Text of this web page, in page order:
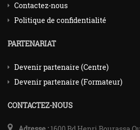
Contactez-nous
Politique de confidentialité
PARTENARIAT
Devenir partenaire (Centre)
Devenir partenaire (Formateur)
CONTACTEZ-NOUS